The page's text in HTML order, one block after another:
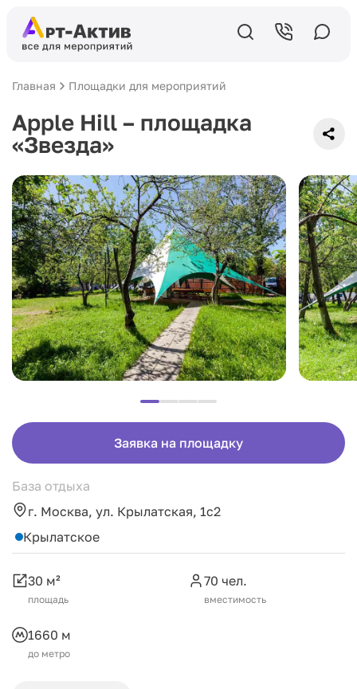
Главная Площадки для мероприятий
Apple Hill – площадка
«Звезда»
Заявка на площадку
База отдыха
г. Москва, ул. Крылатская, 1с2
Крылатское
30 м²
площадь
70 чел.
вместимость
1660 м
до метро